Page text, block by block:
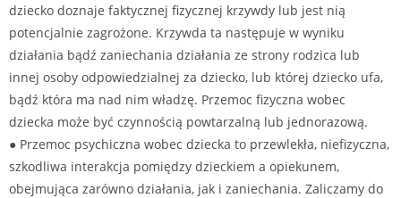
dziecko doznaje faktycznej fizycznej krzywdy lub jest nią
potencjalnie zagrożone. Krzywda ta następuje w wyniku
działania bądź zaniechania działania ze strony rodzica lub
innej osoby odpowiedzialnej za dziecko, lub której dziecko ufa,
bądź która ma nad nim władzę. Przemoc fizyczna wobec
dziecka może być czynnością powtarzalną lub jednorazową.
● Przemoc psychiczna wobec dziecka to przewlekła, niefizyczna,
szkodliwa interakcja pomiędzy dzieckiem a opiekunem,
obejmująca zarówno działania, jak i zaniechania. Zaliczamy do